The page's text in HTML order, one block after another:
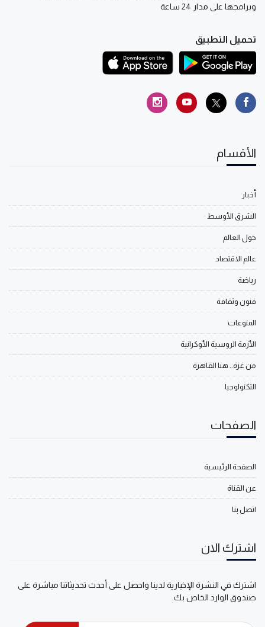
وبرامجها على مدار 24 ساعة
تحميل التطبيق
الأقسام
أخبار
الشرق الأوسط
حول العالم
عالم الاقتصاد
رياضة
فنون وثقافة
المنوعات
الأزمة الروسية الأوكرانية
من غزة.. هنا القاهرة
التكنولوجيا
الصفحات
الصفحة الرئيسية
عن القناة
اتصل بنا
اشترك الان
اشترك في النشرة الإخبارية لدينا واحصل على أحدث تحديثاتنا مباشرة على
صندوق الوارد الخاص بك.